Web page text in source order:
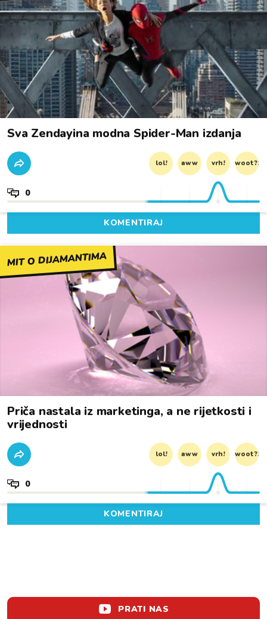
Sva Zendayina modna Spider-Man izdanja
lol! aww vrh! woot?!
0
KOMENTIRAJ
MIT O DIJAMANTIMA
Priča nastala iz marketinga, a ne rijetkosti i
vrijednosti
lol! aww vrh! woot?!
0
KOMENTIRAJ
PRATI NAS